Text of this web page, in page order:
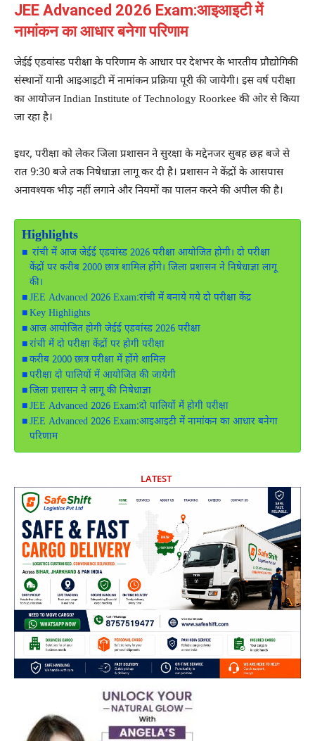
JEE Advanced 2026 Exam:आइआइटी में
नामांकन का आधार बनेगा परिणाम
जेईई एडवांस्ड परीक्षा के परिणाम के आधार पर देशभर के भारतीय प्रौद्योगिकी
संस्थानों यानी आइआइटी में नामांकन प्रक्रिया पूरी की जायेगी। इस वर्ष परीक्षा
का आयोजनIndian Institute of Technology Roorkee की ओर से किया
जा रहा है।
इधर, परीक्षा को लेकर जिला प्रशासन ने सुरक्षा के मद्देनजर सुबह छह बजे से
रात 9:30 बजे तक निषेधाज्ञा लागू कर दी है। प्रशासन ने केंद्रों के आसपास
अनावश्यक भीड़ नहीं लगाने और नियमों का पालन करने की अपील की है।
Highlights
रांची में आज जेईई एडवांस्ड 2026 परीक्षा आयोजित होगी। दो परीक्षा
केंद्रों पर करीब 2000 छात्र शामिल होंगे। जिला प्रशासन ने निषेधाज्ञा लागू
की।
JEE Advanced 2026 Exam:रांची में बनाये गये दो परीक्षा केंद्र
Key Highlights
आज आयोजित होगी जेईई एडवांस्ड 2026 परीक्षा
रांची में दो परीक्षा केंद्रों पर होगी परीक्षा
करीब 2000 छात्र परीक्षा में होंगे शामिल
परीक्षा दो पालियों में आयोजित की जायेगी
जिला प्रशासन ने लागू की निषेधाज्ञा
JEE Advanced 2026 Exam:दो पालियों में होगी परीक्षा
JEE Advanced 2026 Exam:आइआइटी में नामांकन का आधार बनेगा
परिणाम
LATEST